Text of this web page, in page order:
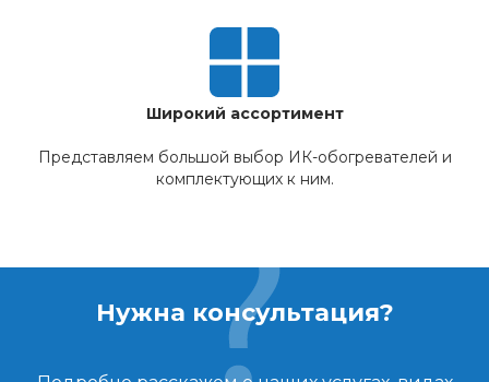
Широкий ассортимент
Представляем большой выбор ИК-обогревателей и
комплектующих к ним.
Нужна консультация?